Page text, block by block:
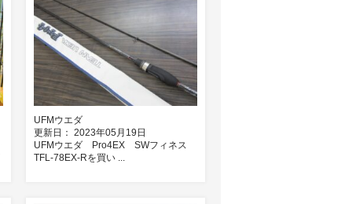
UFMウエダ
更新日： 2023年05月19日
UFMウエダ Pro4EX SWフィネス
TFL-78EX-Rを買い ...